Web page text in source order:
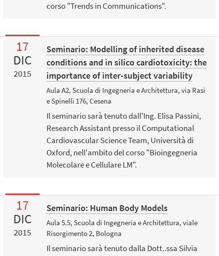
corso "Trends in Communications".
17
DIC
2015
Seminario: Modelling of inherited disease
conditions and in silico cardiotoxicity: the
importance of inter-subject variability
Aula A2, Scuola di Ingegneria e Architettura, via Rasi
e Spinelli 176, Cesena
Il seminario sarà tenuto dall'Ing. Elisa Passini,
Research Assistant presso il Computational
Cardiovascular Science Team, Università di
Oxford, nell'ambito del corso "Bioingegneria
Molecolare e Cellulare LM".
17
DIC
2015
Seminario: Human Body Models
Aula 5.5, Scuola di Ingegneria e Architettura, viale
Risorgimento 2, Bologna
Il seminario sarà tenuto dalla Dott..ssa Silvia